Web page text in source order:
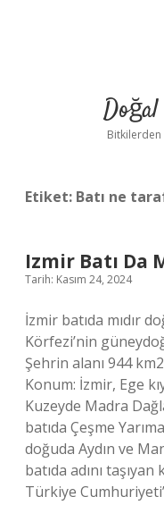
Etiket: Batı ne
Izmir Batı Da
Tarih: Kasım 24, 2024
İzmir batıda mıdır
Körfezi’nin
Şehrin alanı 944
Konum: İzmir, Ege
Kuzeyde Madra
batıda Çeşme
doğuda Aydın ve
batıda adını
Türkiye